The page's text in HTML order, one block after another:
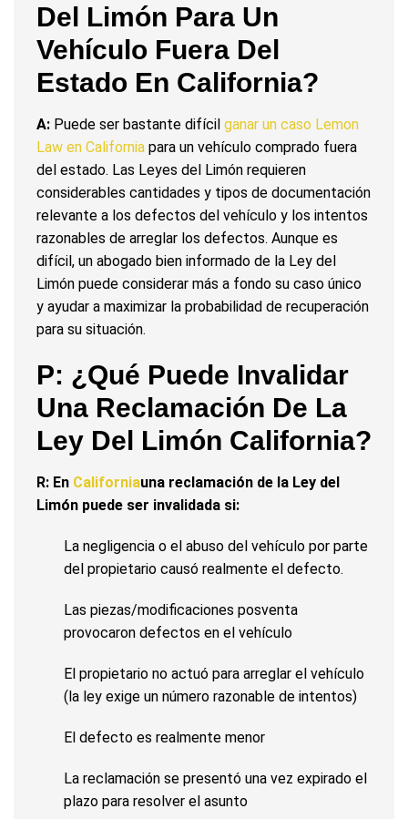
Del Limón Para Un
Vehículo Fuera Del
Estado En California?
A: Puede ser bastante difícil ganar un caso Lemon
Law en California para un vehículo comprado fuera
del estado. Las Leyes del Limón requieren
considerables cantidades y tipos de documentación
relevante a los defectos del vehículo y los intentos
razonables de arreglar los defectos. Aunque es
difícil, un abogado bien informado de la Ley del
Limón puede considerar más a fondo su caso único
y ayudar a maximizar la probabilidad de recuperación
para su situación.
P: ¿Qué Puede Invalidar
Una Reclamación De La
Ley Del Limón California?
R: En Californiauna reclamación de la Ley del
Limón puede ser invalidada si:
La negligencia o el abuso del vehículo por parte
del propietario causó realmente el defecto.
Las piezas/modificaciones posventa
provocaron defectos en el vehículo
El propietario no actuó para arreglar el vehículo
(la ley exige un número razonable de intentos)
El defecto es realmente menor
La reclamación se presentó una vez expirado el
plazo para resolver el asunto